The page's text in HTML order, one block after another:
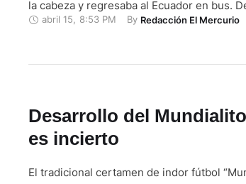
la cabeza y regresaba al Ecuador en bus.
presea dorada en 50 km, retornó en avión
abril 15 8:53 PM By Redacción El Mercurio
Desarrollo del
es incierto
El tradicional certamen de indor fútbol